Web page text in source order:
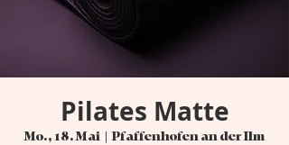
Pilates Matte
Mo., 18. Mai
  |
Pfaffenhofen an der Ilm